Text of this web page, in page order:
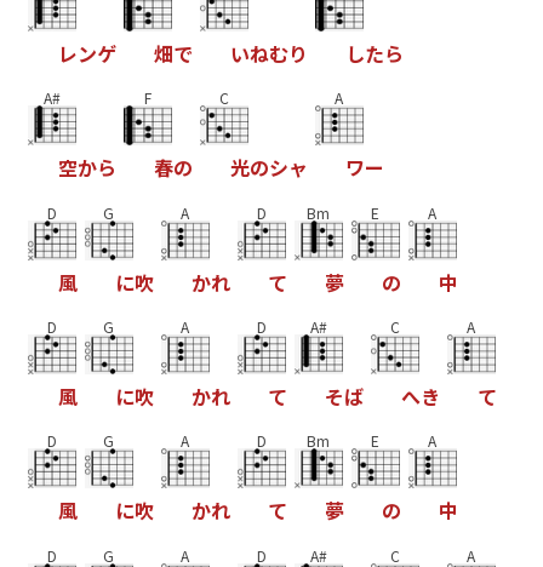
レンゲ 畑で いねむり したら
A#
空から
F
春の
C
光のシャ
A
ワー
D
風
G
に吹
A
かれ
D
て
Bm
夢
E
の
A
中
D
風
G
に吹
A
かれ
D
て
A#
そば
C
へき
A
て
D
風
G
に吹
A
かれ
D
て
Bm
夢
E
の
A
中
D G A D A# C A